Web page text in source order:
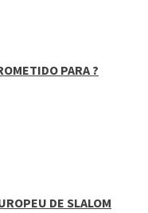
PARA ?
DE SLALOM